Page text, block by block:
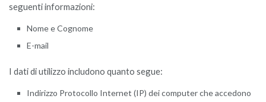
seguenti informazioni:
Nome e Cognome
E-mail
I dati di utilizzo includono quanto segue:
Indirizzo Protocollo Internet (IP) dei computer che accedono